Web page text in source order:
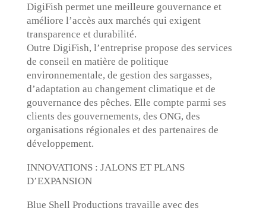
DigiFish permet une meilleure gouvernance et
améliore l’accès aux marchés qui exigent
transparence et durabilité.
Outre DigiFish, l’entreprise propose des services
de conseil en matière de politique
environnementale, de gestion des sargasses,
d’adaptation au changement climatique et de
gouvernance des pêches. Elle compte parmi ses
clients des gouvernements, des ONG, des
organisations régionales et des partenaires de
développement.
INNOVATIONS : JALONS ET PLANS
D’EXPANSION
Blue Shell Productions travaille avec des